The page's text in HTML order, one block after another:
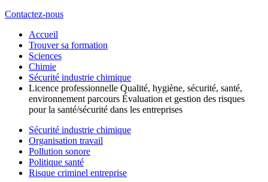
Contactez-nous
Accueil
Trouver sa formation
Sciences
Chimie
Sécurité industrie chimique
Licence professionnelle Qualité, hygiène, sécurité, santé,
environnement parcours Évaluation et gestion des risques
pour la santé/sécurité dans les entreprises
Sécurité industrie chimique
Organisation travail
Pollution sonore
Politique santé
Risque criminel entreprise